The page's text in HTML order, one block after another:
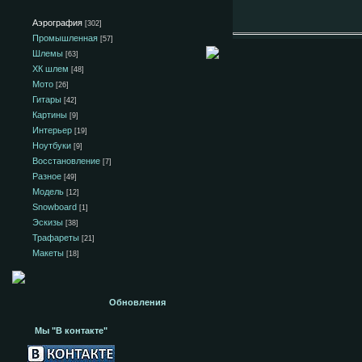
Аэрография [302]
Промышленная [57]
Шлемы [63]
ХК шлем [48]
Мото [26]
Гитары [42]
Картины [9]
Интерьер [19]
Ноутбуки [9]
Восстановление [7]
Разное [49]
Модель [12]
Snowboard [1]
Эскизы [38]
Трафареты [21]
Макеты [18]
Обновления
Мы "В контакте"